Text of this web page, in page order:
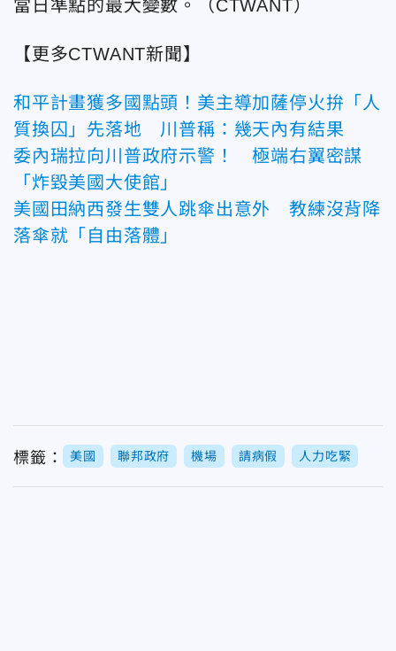
當日準點的最大變數。（CTWANT）
【更多CTWANT新聞】
和平計畫獲多國點頭！美主導加薩停火拚「人
質換囚」先落地 川普稱：幾天內有結果
委內瑞拉向川普政府示警！ 極端右翼密謀
「炸毀美國大使館」
美國田納西發生雙人跳傘出意外 教練沒背降
落傘就「自由落體」
標籤： 美國 聯邦政府 機場 請病假 人力吃緊